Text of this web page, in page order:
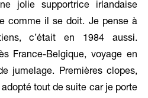
jolie supportrice irlandaise
comme il se doit. Je pense à
c’était en 1984 aussi.
France-Belgique, voyage en
jumelage. Premières clopes,
tout de suite car je porte